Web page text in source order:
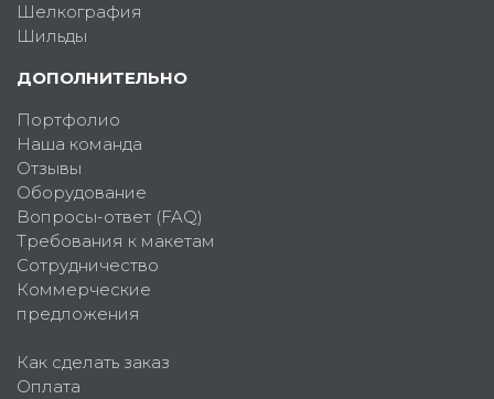
Шелкография
Шильды
ДОПОЛНИТЕЛЬНО
Портфолио
Наша команда
Отзывы
Оборудование
Вопросы-ответ (FAQ)
Требования к макетам
Сотрудничество
Коммерческие
предложения
Как сделать заказ
Оплата